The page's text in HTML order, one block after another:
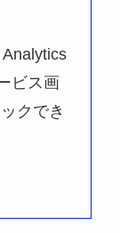
ビス画
クでき